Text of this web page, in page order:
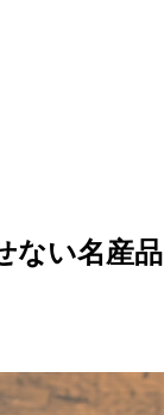
ない名産品